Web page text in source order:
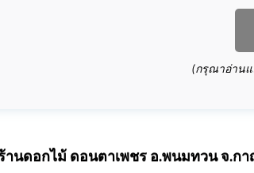
(กรุณาอ่านแ
านดอกไม้ ดอนตาเพชร อ.พนมทวน จ.ก